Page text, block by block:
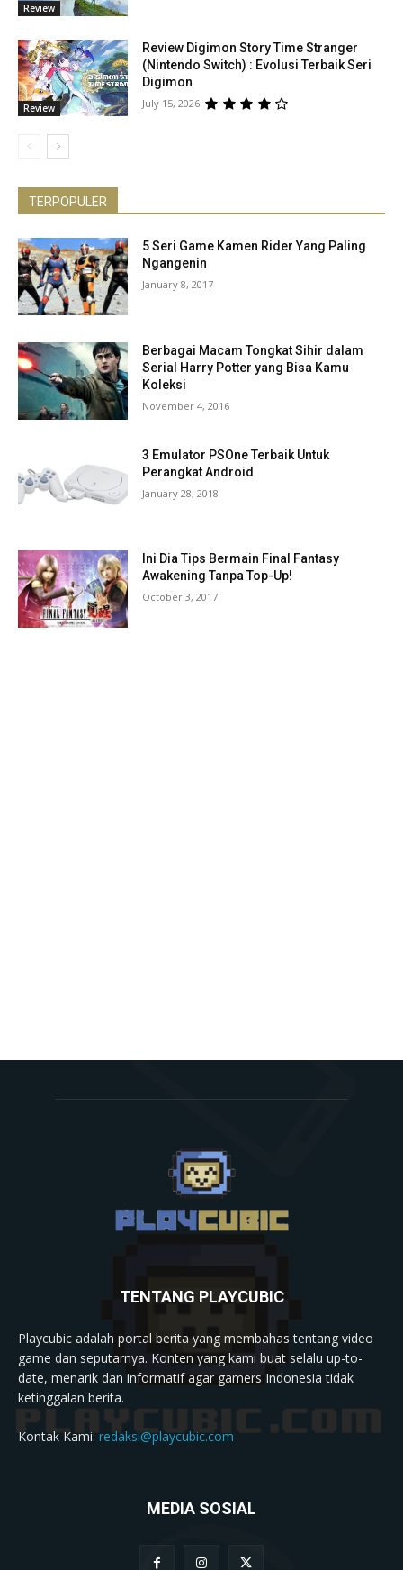
Review
Review
Review Digimon Story Time Stranger
(Nintendo Switch) : Evolusi Terbaik Seri
Digimon
July 15, 2026
TERPOPULER
5 Seri Game Kamen Rider Yang Paling
Ngangenin
January 8, 2017
Berbagai Macam Tongkat Sihir dalam
Serial Harry Potter yang Bisa Kamu
Koleksi
November 4, 2016
3 Emulator PSOne Terbaik Untuk
Perangkat Android
January 28, 2018
Ini Dia Tips Bermain Final Fantasy
Awakening Tanpa Top-Up!
October 3, 2017
TENTANG PLAYCUBIC
Playcubic adalah portal berita yang membahas tentang video
game dan seputarnya. Konten yang kami buat selalu up-to-
date, menarik dan informatif agar gamers Indonesia tidak
ketinggalan berita.
Kontak Kami:redaksi@playcubic.com
MEDIA SOSIAL